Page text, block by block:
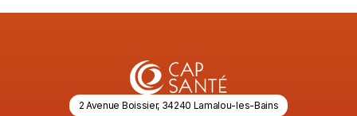
2 Avenue Boissier, 34240 Lamalou-les-Bains